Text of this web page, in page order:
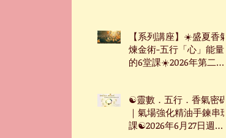
【系列講座】☀️盛夏香氣
煉金術-五行「心」能量
的6堂課☀️2026年第二季
☯靈數．五行．香氣密碼
｜氣場強化精油手鍊串珠
課☯2026年6月27日週六